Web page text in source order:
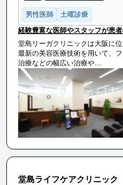
男性医師 土曜診療
経験豊富な医師やスタッフが患
堂島リーガクリニックは大阪に
最新の美容医療技術を用いて、
治療などの幅広い治療や
美容点滴や栄養療法などの健康
経験豊富な医師やスタッフが患
を最優先に考えています。
堂島ライフケアクリニック